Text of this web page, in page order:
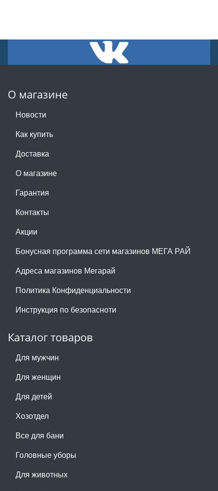
О магазине
Новости
Как купить
Доставка
О магазине
Гарантия
Контакты
Акции
Бонусная программа сети магазинов МЕГА РАЙ
Адреса магазинов Мегарай
Политика Конфиденциальности
Инструкция по безопасноти
Каталог товаров
Для мужчин
Для женщин
Для детей
Хозотдел
Все для бани
Головные уборы
Для животных